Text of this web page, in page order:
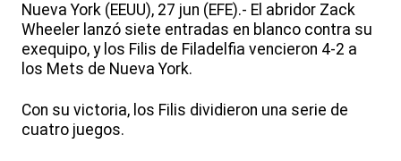
Nueva York (EEUU), 27 jun (EFE).- El abridor Zack
Wheeler lanzó siete entradas en blanco contra su
exequipo, y los Filis de Filadelfia vencieron 4-2 a
los Mets de Nueva York.
Con su victoria, los Filis dividieron una serie de
cuatro juegos.